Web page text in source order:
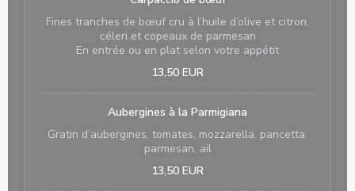
Fines tranches de bœuf cru à l’huile d’olive et citron,
céleri et copeaux de parmesan
En entrée ou en plat selon votre appétit
13,50 EUR
Aubergines à la Parmigiana
Gratin d’aubergines, tomates, mozzarella, pancetta,
parmesan, ail
13,50 EUR